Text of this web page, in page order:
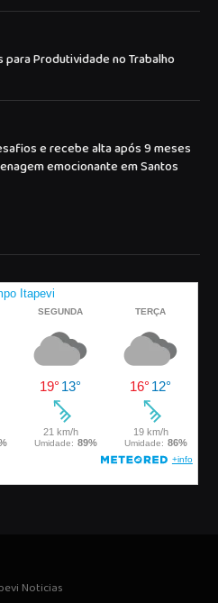
para Produtividade no Trabalho
e recebe alta após 9 meses
emocionante em Santos